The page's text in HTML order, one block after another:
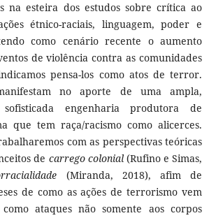
na esteira dos estudos sobre crítica ao
étnico-raciais, linguagem, poder e
como cenário recente o aumento
de violência contra as comunidades
pensa-los como atos de terror.
no aporte de uma ampla,
engenharia produtora de
que tem raça/racismo como alicerces.
com as perspectivas teóricas
de carrego colonial(Rufino e Simas,
(Miranda, 2018), afim de
de como as ações de terrorismo vem
ataques não somente aos corpos